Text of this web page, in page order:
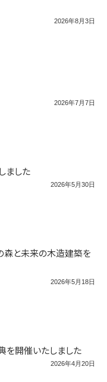
2026年8月3日
2026年7月7日
ました
2026年5月30日
森と未来の木造建築を
2026年5月18日
開催いたしました
2026年4月20日